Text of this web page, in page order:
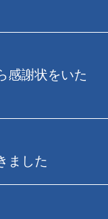
感謝状をいた
ました